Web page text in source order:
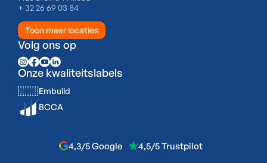
+ 32 26 69 03 84
Toon meer locaties
Volg ons op
Onze kwaliteitslabels
Embuild
BCCA
4,3/5 Google 4,5/5 Trustpilot